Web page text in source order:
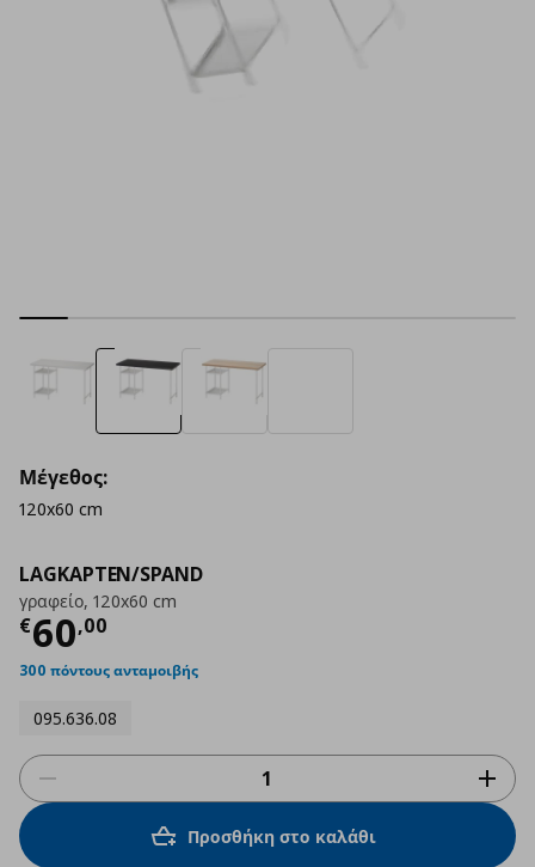
LAGKAPTEN/SPAND
γραφείο, 120x60 cm
€60,00
Τρέχουσα τιμή
300 πόντους ανταμοιβής
095.636.08
Μέγεθος:
120x60 cm
Προσθήκη στο καλάθι